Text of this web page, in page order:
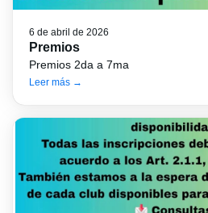
6 de abril de 2026
Premios
Premios 2da a 7ma
Leer más →